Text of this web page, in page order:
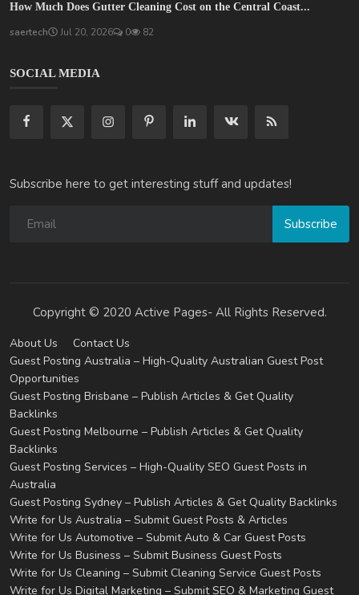
How Much Does Gutter Cleaning Cost on the Central Coast...
saertech Jul 20, 2026 0 82
SOCIAL MEDIA
Subscribe here to get interesting stuff and updates!
Subscribe
Copyright © 2020 Active Pages- All Rights Reserved.
About Us
Contact Us
Guest Posting Australia – High-Quality Australian Guest Post
Opportunities
Guest Posting Brisbane – Publish Articles & Get Quality
Backlinks
Guest Posting Melbourne – Publish Articles & Get Quality
Backlinks
Guest Posting Services – High-Quality SEO Guest Posts in
Australia
Guest Posting Sydney – Publish Articles & Get Quality Backlinks
Write for Us Australia – Submit Guest Posts & Articles
Write for Us Automotive – Submit Auto & Car Guest Posts
Write for Us Business – Submit Business Guest Posts
Write for Us Cleaning – Submit Cleaning Service Guest Posts
Write for Us Digital Marketing – Submit SEO & Marketing Guest